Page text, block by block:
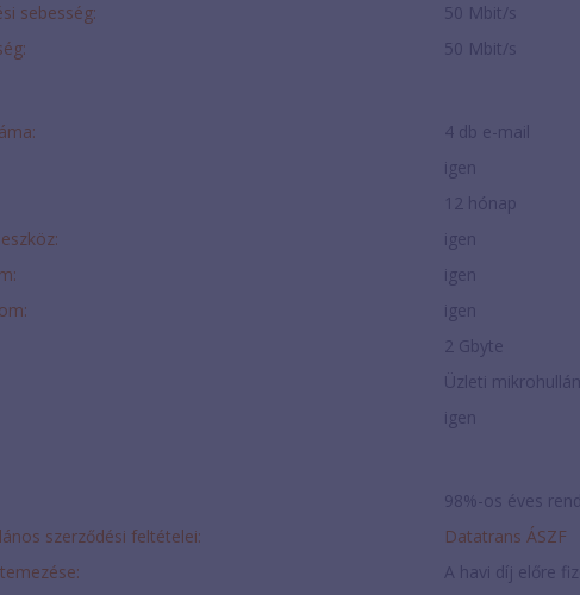
sebesség:
50 Mbit/s
50 Mbit/s
4 db e-mail
igen
12 hónap
igen
igen
igen
2 Gbyte
Üzleti
igen
98%-os éves
szerződési feltételei:
Datatrans ÁSZF
A havi díj előre